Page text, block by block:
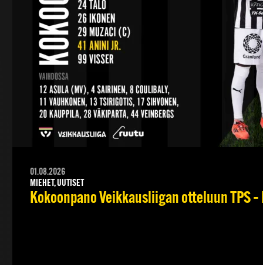
01.08.2026
MIEHET, UUTISET
Kokoonpano Veikkausliigan otteluun TPS